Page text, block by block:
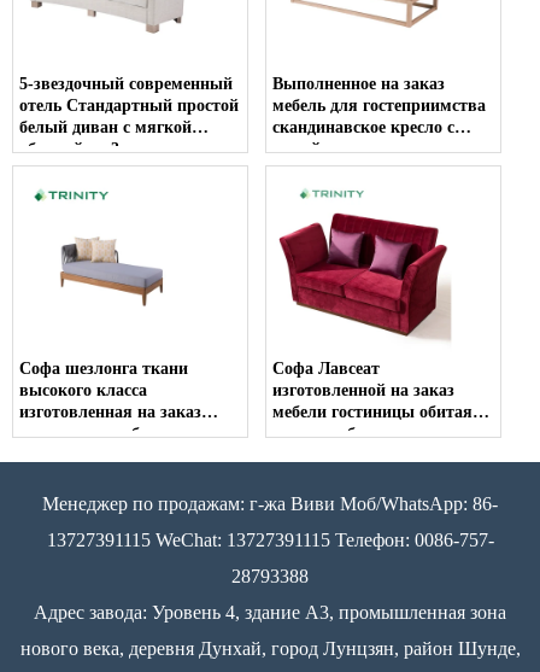
5-звездочный современный
отель Стандартный простой
белый диван с мягкой
обивкой на 3 места
Выполненное на заказ
мебель для гостеприимства
скандинавское кресло с
рамой из цельного дерева
Софа шезлонга ткани
высокого класса
изготовленная на заказ
современная обитая тканью
Софа Лавсеат
изготовленной на заказ
мебели гостиницы обитая
красным бархатом
Менеджер по продажам: г-жа Виви Моб/WhatsApp: 86-
13727391115 WeChat: 13727391115 Телефон: 0086-757-
28793388
Адрес завода: Уровень 4, здание A3, промышленная зона
нового века, деревня Дунхай, город Лунцзян, район Шунде,